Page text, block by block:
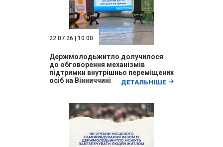
22.07.26 | 10:00
Держмолодьжитло долучилося
до обговорення механізмів
підтримки внутрішньо переміщених
осіб на Вінниччині
ДЕТАЛЬНІШЕ